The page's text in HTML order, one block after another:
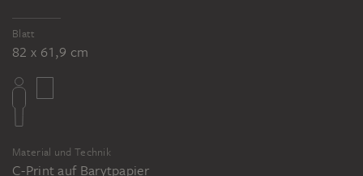
Blatt
82 x 61,9 cm
Material und Technik
C-Print auf Barytpapier